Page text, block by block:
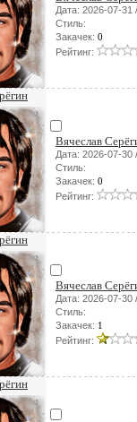
Дата: 2026-07-31
Стиль:
Закачек: 0
Рейтинг:
Вячеслав
Дата: 2026-07-30
Стиль:
Закачек: 0
Рейтинг:
Вячеслав
Дата: 2026-07-30
Стиль:
Закачек: 1
Рейтинг: